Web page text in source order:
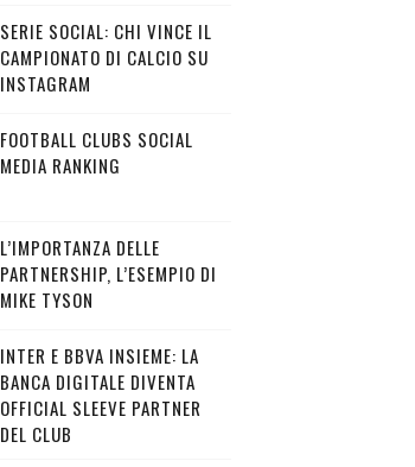
SERIE SOCIAL: CHI VINCE IL
CAMPIONATO DI CALCIO SU
INSTAGRAM
FOOTBALL CLUBS SOCIAL
MEDIA RANKING
L’IMPORTANZA DELLE
PARTNERSHIP, L’ESEMPIO DI
MIKE TYSON
INTER E BBVA INSIEME: LA
BANCA DIGITALE DIVENTA
OFFICIAL SLEEVE PARTNER
DEL CLUB